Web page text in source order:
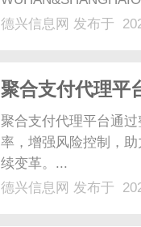
配镜的写字楼眼镜店
德兴信息网 发布于
聚合支付代理平
聚合支付代理平台通
率，增强风险控制，
续变革。...
德兴信息网 发布于